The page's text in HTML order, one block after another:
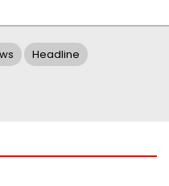
Headline